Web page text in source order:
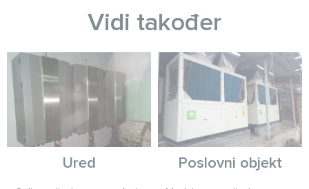
Vidi također
Ured Poslovni objekt